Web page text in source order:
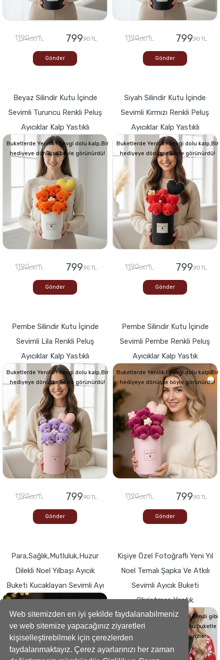
Web sitemizden en iyi şekilde faydalanabilmeniz
ve web sitemize yapacağınız ziyaretleri
kişiselleştirebilmek için çerezlerden
faydalanmaktayız. Çerez ayarlarınızı her zaman
1190,00 TL 799,90 TL
Gönder
1190,00 TL 799,90 TL
Gönder
Beyaz Silindir Kutu İçinde
Sevimli Turuncu Renkli Peluş
Ayıcıklar Kalp Yastıklı
Buketlerde Yenilik ! Sevgi dolu kalp,Bir
hediyeye dönüşse böyle görünürdü!
1190,00 TL 799,90 TL
Gönder
Siyah Silindir Kutu İçinde
Sevimli Kırmızı Renkli Peluş
Ayıcıklar Kalp Yastıklı
Buketlerde Yenilik ! Sevgi dolu kalp,Bir
hediyeye dönüşse böyle görünürdü!
1190,00 TL 799,90 TL
Gönder
Pembe Silindir Kutu İçinde
Sevimli Lila Renkli Peluş
Ayıcıklar Kalp Yastıklı
Buketlerde Yenilik ! Sevgi dolu kalp,Bir
hediyeye dönüşse böyle görünürdü!
1190,00 TL 799,90 TL
Gönder
Pembe Silindir Kutu İçinde
Sevimli Pembe Renkli Peluş
Ayıcıklar Kalp Yastık
Buketlerde Yenilik ! Sevgi dolu kalp,Bir
hediyeye dönüşse böyle görünürdü!
1190,00 TL 799,90 TL
Gönder
Para,Sağlık,Mutluluk,Huzur
Dilekli Noel Yılbaşı Ayıcık
Buketi Kucaklayan Sevimli Ayı
hediyeye dönüşse böyle görünürdü!
Kişiye Özel Fotoğraflı Yeni Yıl
Noel Temalı Şapka Ve Atkılı
Sevimli Ayıcık Buketi
Christmas Yastık
Sevdiklerinizin Kalplerini de kendi gibi
yumuşacık hale getirecek bu buketle
sevdiklerinize küçük süprizler